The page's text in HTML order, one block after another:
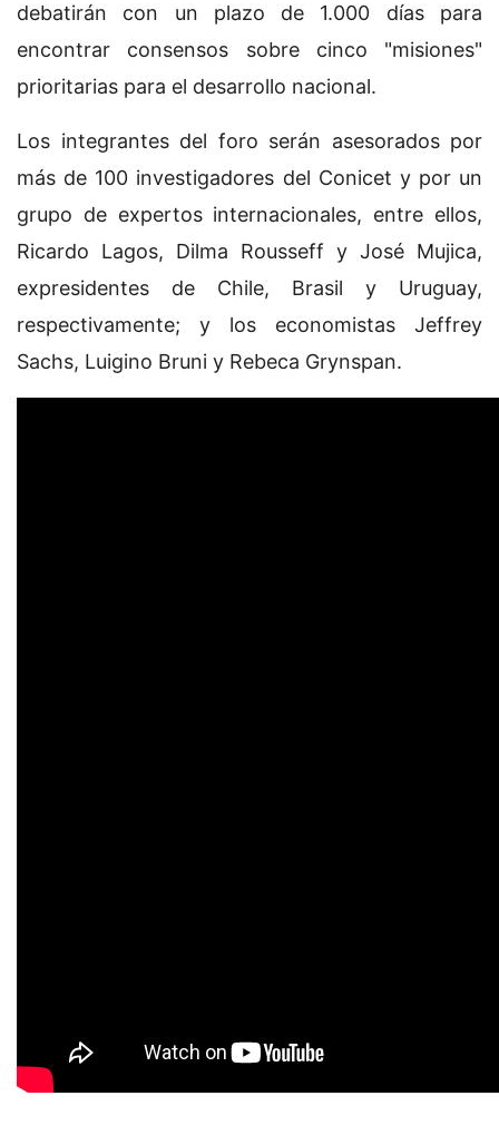
debatirán con un plazo de 1.000 días para
encontrar consensos sobre cinco "misiones"
prioritarias para el desarrollo nacional.
Los integrantes del foro serán asesorados por
más de 100 investigadores del Conicet y por un
grupo de expertos internacionales, entre ellos,
Ricardo Lagos, Dilma Rousseff y José Mujica,
expresidentes de Chile, Brasil y Uruguay,
respectivamente; y los economistas Jeffrey
Sachs, Luigino Bruni y Rebeca Grynspan.